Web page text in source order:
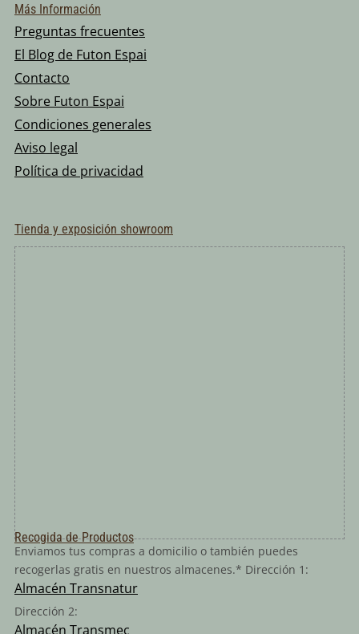
Más Información
Preguntas frecuentes
El Blog de Futon Espai
Contacto
Sobre Futon Espai
Condiciones generales
Aviso legal
Política de privacidad
Tienda y exposición showroom
Recogida de Productos
Enviamos tus compras a domicilio o también puedes
recogerlas gratis en nuestros almacenes.* Dirección 1:
Almacén Transnatur
Dirección 2:
Almacén Transmec